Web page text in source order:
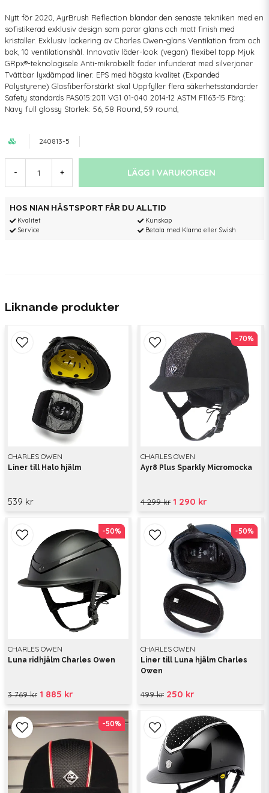
Nytt för 2020, AyrBrush Reflection blandar den senaste tekniken med en
sofistikerad exklusiv design som parar glans och matt finish med
kristaller. Exklusiv lackering av Charles Owen-glans Ventilation fram och
bak, 10 ventilationshål. Innovativ läder-look (vegan) flexibel topp Mjuk
GRpx®-teknologisele Anti-mikrobiellt foder infunderat med silverjoner
Tvättbar lyxdämpad liner. EPS med högsta kvalitet (Expanded
Polystyrene) Glasfiberförstärkt skal Uppfyller flera säkerhetsstandarder
Safety standards PAS015:2011 VG1 01-040 2014-12 ASTM F1163-15 Färg:
Navy full glossy Storlek: 56, 58 Round, 59 round,
240813-5
- + LÄGG I VARUKORGEN
HOS NIAN HÄSTSPORT FÅR DU ALLTID
Kvalitet
Service
Kunskap
Betala med Klarna eller Swish
Liknande produkter
CHARLES OWEN
Liner till Halo hjälm
539 kr
CHARLES OWEN
Ayr8 Plus Sparkly Micromocka
4 299 kr 1 290 kr
-70%
-70%
CHARLES OWEN
Luna ridhjälm Charles Owen
3 769 kr 1 885 kr
-50%
-50%
CHARLES OWEN
Liner till Luna hjälm Charles
Owen
499 kr 250 kr
-50%
-50%
-50%
-50%